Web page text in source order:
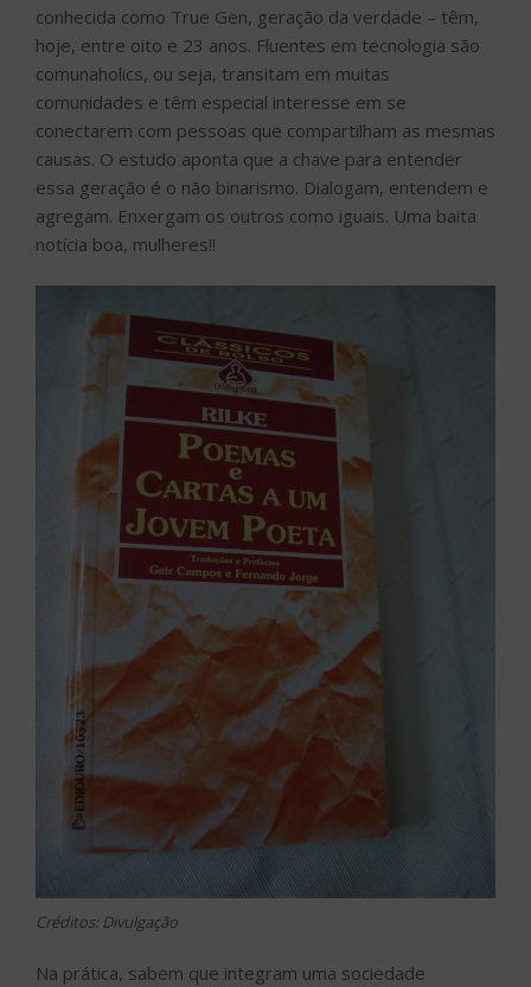
conhecida como True Gen, geração da verdade – têm,
hoje, entre oito e 23 anos. Fluentes em tecnologia são
comunaholics, ou seja, transitam em muitas
comunidades e têm especial interesse em se
conectarem com pessoas que compartilham as mesmas
causas. O estudo aponta que a chave para entender
essa geração é o não binarismo. Dialogam, entendem e
agregam. Enxergam os outros como iguais. Uma baita
notícia boa, mulheres!!
Créditos: Divulgação
Na prática, sabem que integram uma sociedade